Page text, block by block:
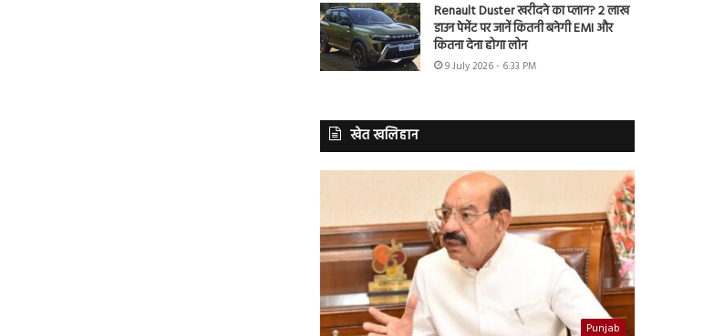
Renault Duster खरीदने का प्लान? 2 लाख
डाउन पेमेंट पर जानें कितनी बनेगी EMI और
कितना देना होगा लोन
9 July 2026 - 6:33 PM
खेत खलिहान
Punjab